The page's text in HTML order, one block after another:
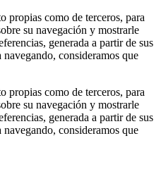
propias como de terceros, para
su navegación y mostrarle
generada a partir de sus
consideramos que
propias como de terceros, para
su navegación y mostrarle
generada a partir de sus
consideramos que